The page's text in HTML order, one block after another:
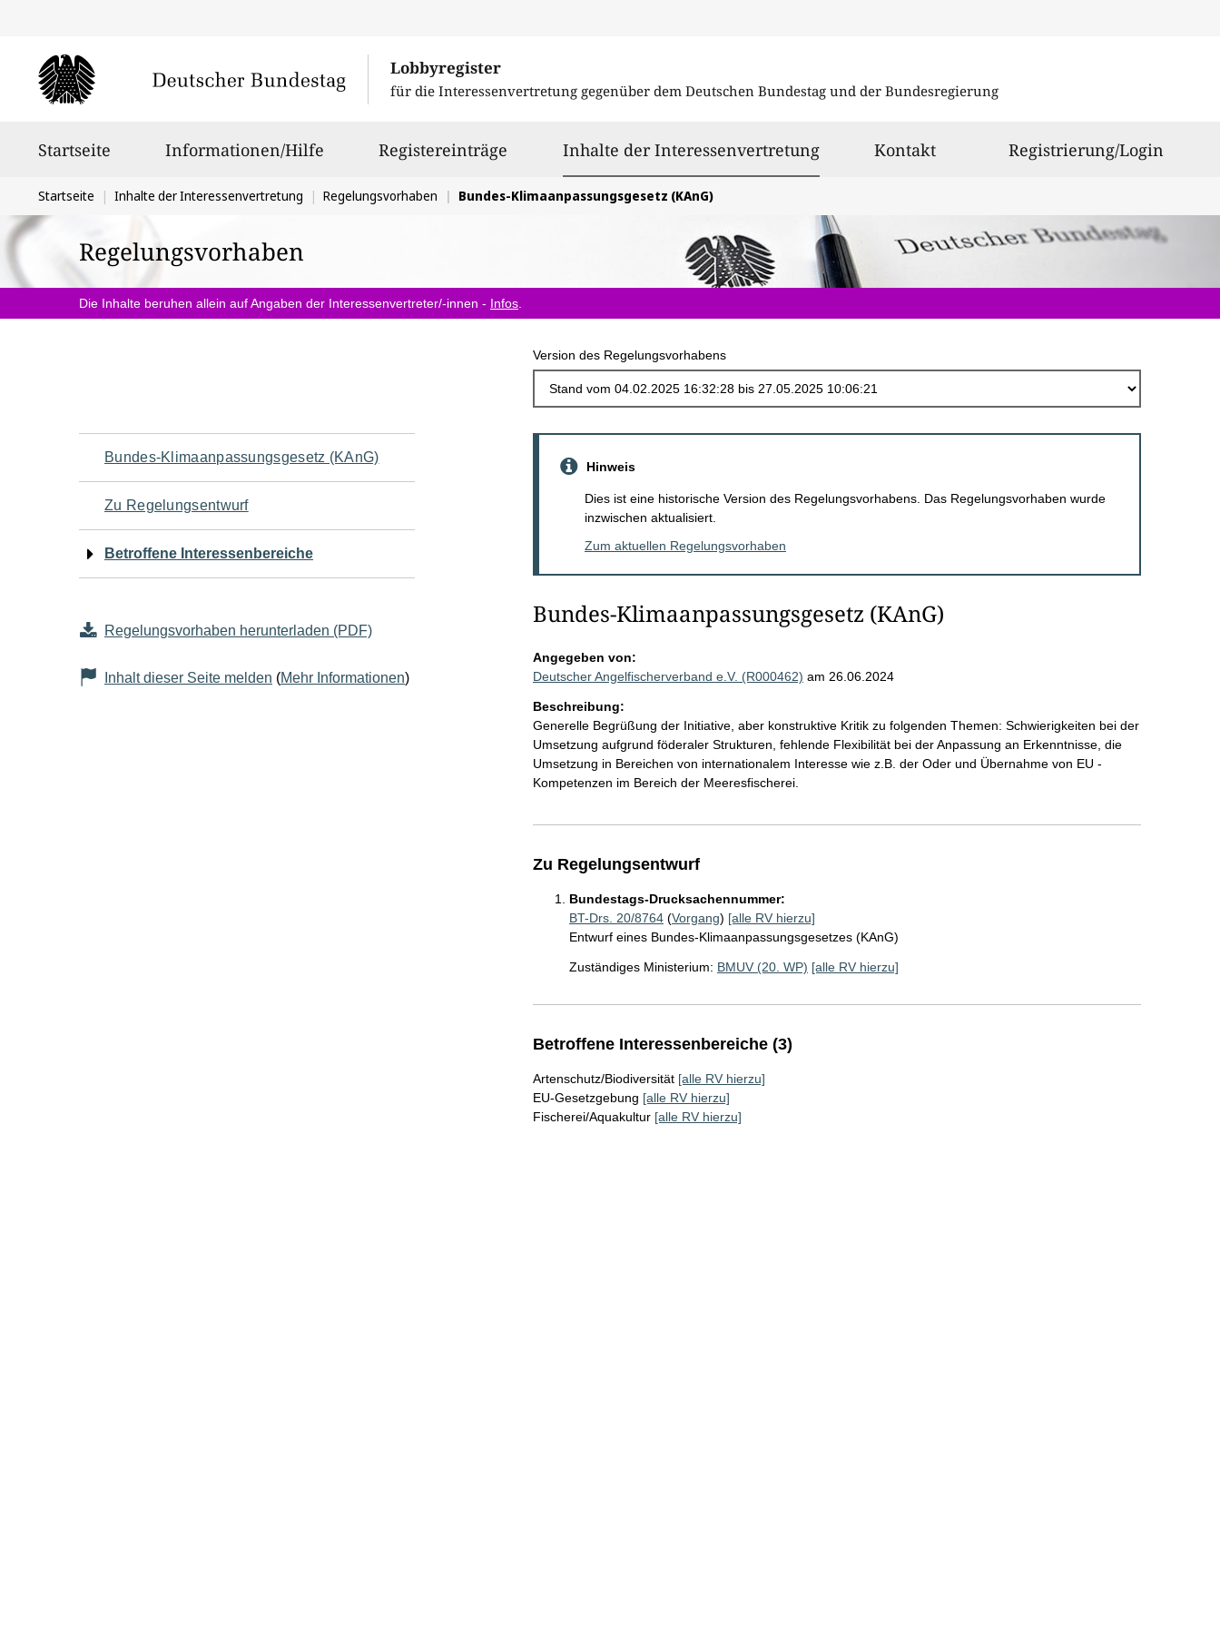
Lobbyregister
für die Interessenvertretung gegenüber dem Deutschen Bundestag und der Bundesregierung
Startseite Informationen/Hilfe Registereinträge Inhalte der Interessenvertretungausgewählt
Kontakt Registrierung/Login
Sie
befinden
sich
hier:
Startseite Inhalte der Interessenvertretung Regelungsvorhaben Bundes-Klimaanpassungsgesetz (KAnG)
Regelungsvorhaben
Die Inhalte beruhen allein auf Angaben der Interessenvertreter/-innen - Infos
Version des Regelungsvorhabens
Navigation
für
den
Seiteninhalt
Bundes-Klimaanpassungsgesetz (KAnG)
Zu Regelungsentwurf
Betroffene Interessenbereiche
Regelungsvorhaben herunterladen (PDF)
Inhalt dieser Seite melden (Mehr Informationen)
Hinweis
Dies ist eine historische Version des Regelungsvorhabens. Das Regelungsvorhaben wurde
inzwischen aktualisiert.
Zum aktuellen Regelungsvorhaben
Bundes-Klimaanpassungsgesetz (KAnG)
Angegeben von:
Deutscher Angelfischerverband e.V. (R000462) am 26.06.2024
Beschreibung:
Generelle Begrüßung der Initiative, aber konstruktive Kritik zu folgenden Themen: Schwierigkeiten bei der
Umsetzung aufgrund föderaler Strukturen, fehlende Flexibilität bei der Anpassung an Erkenntnisse, die
Umsetzung in Bereichen von internationalem Interesse wie z.B. der Oder und Übernahme von EU -
Kompetenzen im Bereich der Meeresfischerei.
Zu Regelungsentwurf
Bundestags-Drucksachennummer:
BT-Drs. 20/8764(Vorgang) [alle RV hierzu]
Entwurf eines Bundes-Klimaanpassungsgesetzes (KAnG)
Zuständiges Ministerium: BMUV (20. WP) [alle RV hierzu]
Betroffene Interessenbereiche (3)
Artenschutz/Biodiversität [alle RV hierzu]
EU-Gesetzgebung [alle RV hierzu]
Fischerei/Aquakultur [alle RV hierzu]